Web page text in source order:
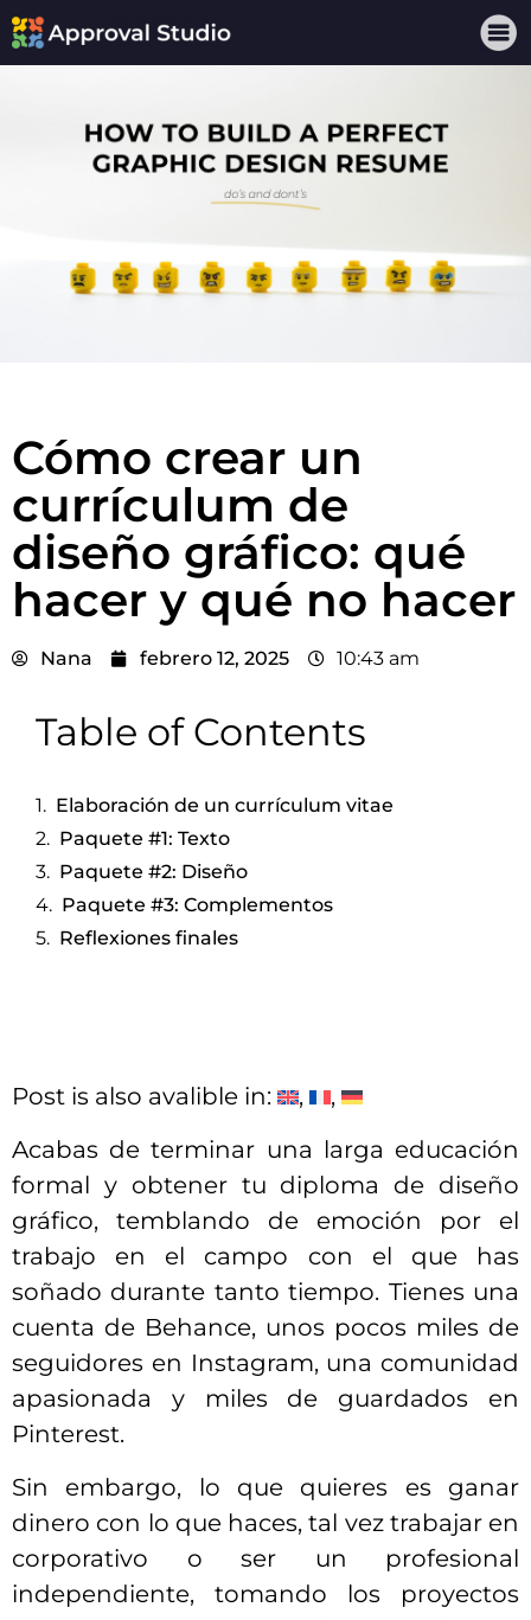
Cómo crear un
currículum de
diseño gráfico: qué
hacer y qué no hacer
Nana febrero 12, 2025 10:43 am
Table of Contents
Elaboración de un currículum vitae
Paquete #1: Texto
Paquete #2: Diseño
Paquete #3: Complementos
Reflexiones finales
Post is also avalible in:
Acabas de terminar una larga educación
formal y obtener tu diploma de diseño
gráfico, temblando de emoción por el
trabajo en el campo con el que has
soñado durante tanto tiempo. Tienes una
cuenta de Behance, unos pocos miles de
seguidores en Instagram, una comunidad
apasionada y miles de guardados en
Pinterest.
Sin embargo, lo que quieres es ganar
dinero con lo que haces, tal vez trabajar en
corporativo o ser un profesional
independiente, tomando los proyectos